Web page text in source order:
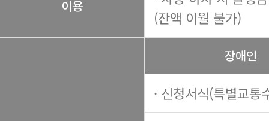
이용
(잔액 이월 불가)
장애인
· 신청서식(특별교